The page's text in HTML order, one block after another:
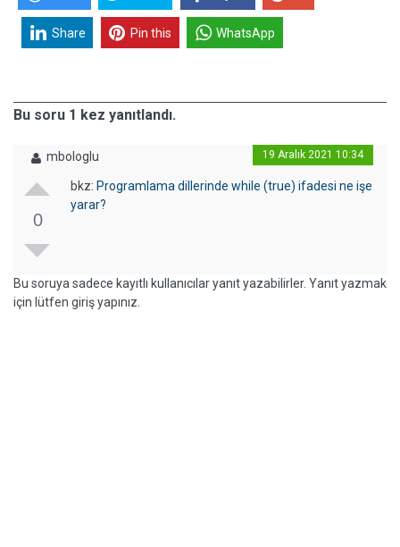
Share Pin this WhatsApp
Bu soru 1 kez yanıtlandı.
mbologlu 19 Aralık 2021 10:34
0
bkz: Programlama dillerinde while (true) ifadesi ne işe
yarar?
Bu soruya sadece kayıtlı kullanıcılar yanıt yazabilirler. Yanıt yazmak
için lütfen giriş yapınız.